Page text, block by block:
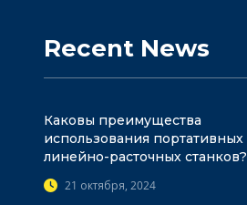
Recent News
Каковы преимущества
использования портативных
линейно-расточных станков?
21 октября, 2024